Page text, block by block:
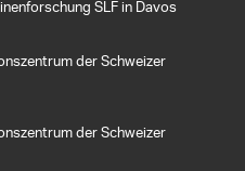
SLF in Davos
der Schweizer
der Schweizer